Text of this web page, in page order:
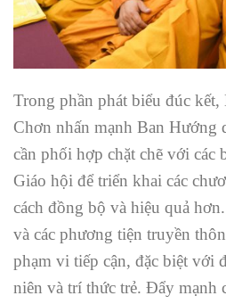
Trong phần phát biểu đúc
Chơn nhấn mạnh Ban Hướng
cần phối hợp chặt chẽ với các
Giáo hội để triển khai các
cách đồng bộ và hiệu quả
và các phương tiện truyền
phạm vi tiếp cận, đặc biệt với
niên và trí thức trẻ. Đẩy mạnh